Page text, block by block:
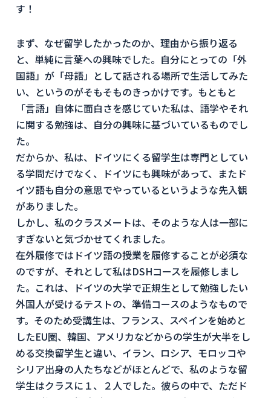
す！
まず、なぜ留学したかったのか、理由から振り返る
と、単純に言葉への興味でした。自分にとっての「外
国語」が「母語」として話される場所で生活してみた
い、というのがそもそものきっかけです。もともと
「言語」自体に面白さを感じていた私は、語学やそれ
に関する勉強は、自分の興味に基づいているものでし
た。
だからか、私は、ドイツにくる留学生は専門としてい
る学問だけでなく、ドイツにも興味があって、またド
イツ語も自分の意思でやっているというような先入観
がありました。
しかし、私のクラスメートは、そのような人は一部に
すぎないと気づかせてくれました。
在外履修ではドイツ語の授業を履修することが必須な
のですが、それとして私はDSHコースを履修しまし
た。これは、ドイツの大学で正規生として勉強したい
外国人が受けるテストの、準備コースのようなもので
す。そのため受講生は、フランス、スペインを始めと
したEU圏、韓国、アメリカなどからの学生が大半をし
める交換留学生と違い、イラン、ロシア、モロッコや
シリア出身の人たちなどがほとんどで、私のような留
学生はクラスに１、２人でした。彼らの中で、ただド